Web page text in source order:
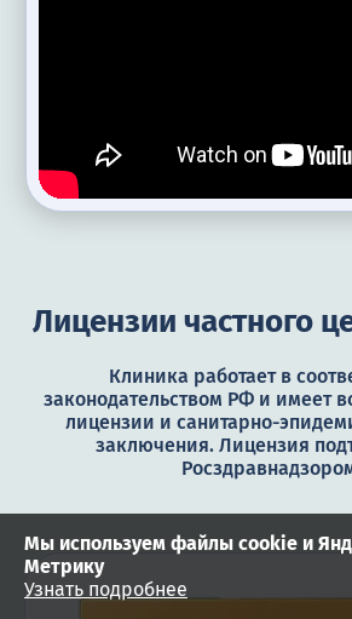
Лицензии частного
Клиника работает в
законодательством РФ и имеет
лицензии и санитарно-
заключения. Лицензия
Мы используем файлы cookie и
Метрику
Узнать подробнее